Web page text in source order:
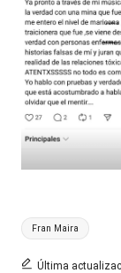
Etiquetas:
Fran Maira
Última